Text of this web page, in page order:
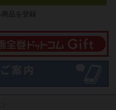
品を登録